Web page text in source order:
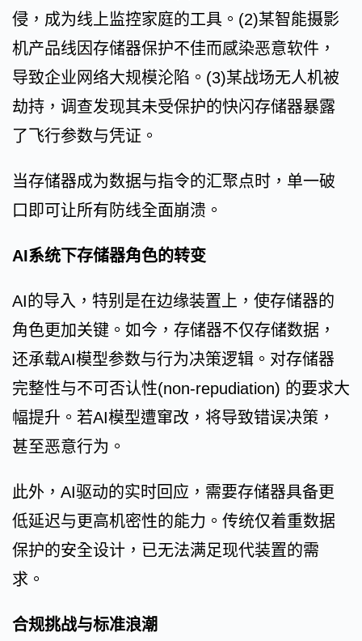
侵，成为线上监控家庭的工具。(2)某智能摄影
机产品线因存储器保护不佳而感染恶意软件，
导致企业网络大规模沦陷。(3)某战场无人机被
劫持，调查发现其未受保护的快闪存储器暴露
了飞行参数与凭证。
当存储器成为数据与指令的汇聚点时，单一破
口即可让所有防线全面崩溃。
AI系统下存储器角色的转变
AI的导入，特别是在边缘装置上，使存储器的
角色更加关键。如今，存储器不仅存储数据，
还承载AI模型参数与行为决策逻辑。对存储器
完整性与不可否认性(non-repudiation) 的要求大
幅提升。若AI模型遭窜改，将导致错误决策，
甚至恶意行为。
此外，AI驱动的实时回应，需要存储器具备更
低延迟与更高机密性的能力。传统仅着重数据
保护的安全设计，已无法满足现代装置的需
求。
合规挑战与标准浪潮